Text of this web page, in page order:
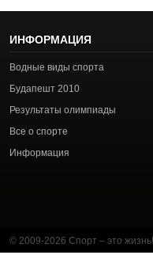
ИНФОРМАЦИЯ
Водные виды спорта
Будапешт 2010
Результаты олимпиады
Все о спорте
Информация
© 2009-2026 Спорт – это